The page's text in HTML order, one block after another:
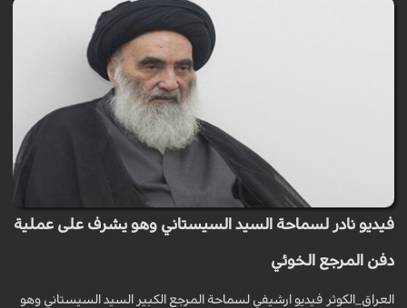
فيديو نادر لسماحة السيد السيستاني وهو يشرف على عملية
دفن المرجع الخوئي
العراق_الكوثر فيديو ارشيفي لسماحة المرجع الكبير السيد السيستاني وهو